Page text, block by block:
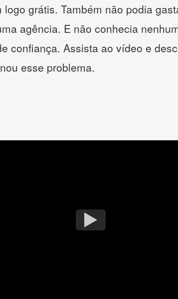
logo grátis. Também não podia
agência. E não conhecia
confiança. Assista ao vídeo e
esse problema.